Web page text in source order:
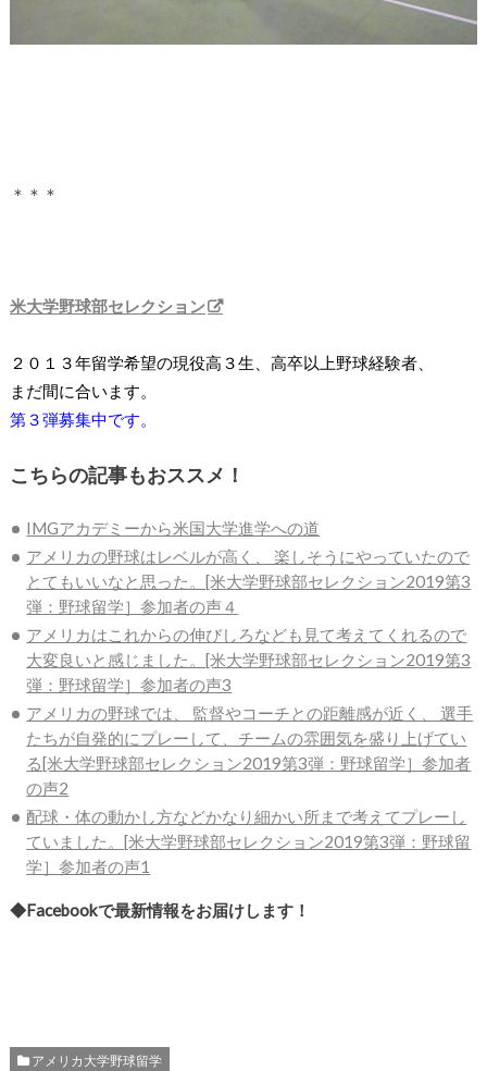
＊＊＊
米大学野球部セレクション
２０１３年留学希望の現役高３生、高卒以上野球経験者、
まだ間に合います。
第３弾募集中です。
こちらの記事もおススメ！
IMGアカデミーから米国大学進学への道
アメリカの野球はレベルが高く、 楽しそうにやっていたので
とてもいいなと思った。[米大学野球部セレクション2019第3
弾：野球留学］参加者の声４
アメリカはこれからの伸びしろなども見て考えてくれるので
大変良いと感じました。[米大学野球部セレクション2019第3
弾：野球留学］参加者の声3
アメリカの野球では、 監督やコーチとの距離感が近く、 選手
たちが自発的にプレーして、チームの雰囲気を盛り上げてい
る[米大学野球部セレクション2019第3弾：野球留学］参加者
の声2
配球・体の動かし方などかなり細かい所まで考えてプレーし
ていました。[米大学野球部セレクション2019第3弾：野球留
学］参加者の声1
◆Facebookで最新情報をお届けします！
アメリカ大学野球留学